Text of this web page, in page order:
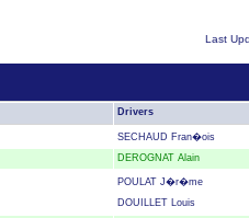
Last
Drivers
SECHAUD Fran�ois
DEROGNAT Alain
POULAT J�r�me
DOUILLET Louis